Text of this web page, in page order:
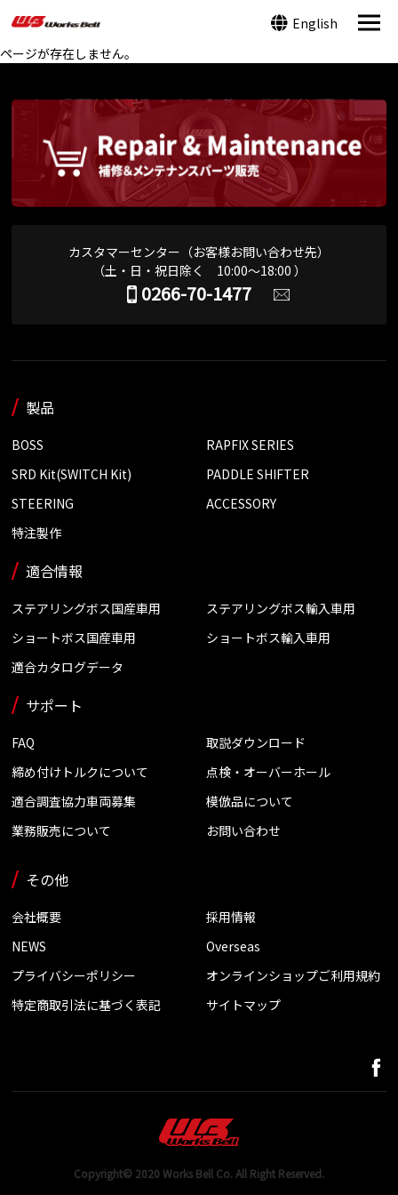
English
ページが存在しません。
カスタマーセンター（お客様お問い合わせ先）
（土・日・祝日除く 10:00～18:00 ）
0266-70-1477
製品
BOSS
RAPFIX SERIES
SRD Kit(SWITCH Kit)
PADDLE SHIFTER
STEERING
ACCESSORY
特注製作
適合情報
ステアリングボス国産車用
ステアリングボス輸入車用
ショートボス国産車用
ショートボス輸入車用
適合カタログデータ
サポート
FAQ
取説ダウンロード
締め付けトルクについて
点検・オーバーホール
適合調査協力車両募集
模倣品について
業務販売について
お問い合わせ
その他
会社概要
採用情報
NEWS
Overseas
プライバシーポリシー
オンラインショップご利用規約
特定商取引法に基づく表記
サイトマップ
Copyright© 2020 Works Bell Co. All Right Reserved.